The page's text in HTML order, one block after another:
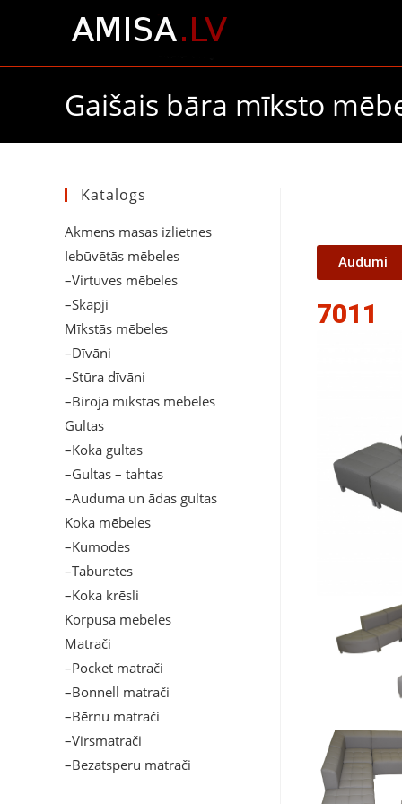
Gaišais bāra mīksto
Audumi
7011
Katalogs
Akmens masas izlietnes
Iebūvētās mēbeles
–Virtuves mēbeles
–Skapji
Mīkstās mēbeles
–Dīvāni
–Stūra dīvāni
–Biroja mīkstās mēbeles
Gultas
–Koka gultas
–Gultas – tahtas
–Auduma un ādas gultas
Koka mēbeles
–Kumodes
–Taburetes
–Koka krēsli
Korpusa mēbeles
Matrači
–Pocket matrači
–Bonnell matrači
–Bērnu matrači
–Virsmatrači
–Bezatsperu matrači